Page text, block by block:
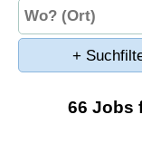
+
66 Jobs